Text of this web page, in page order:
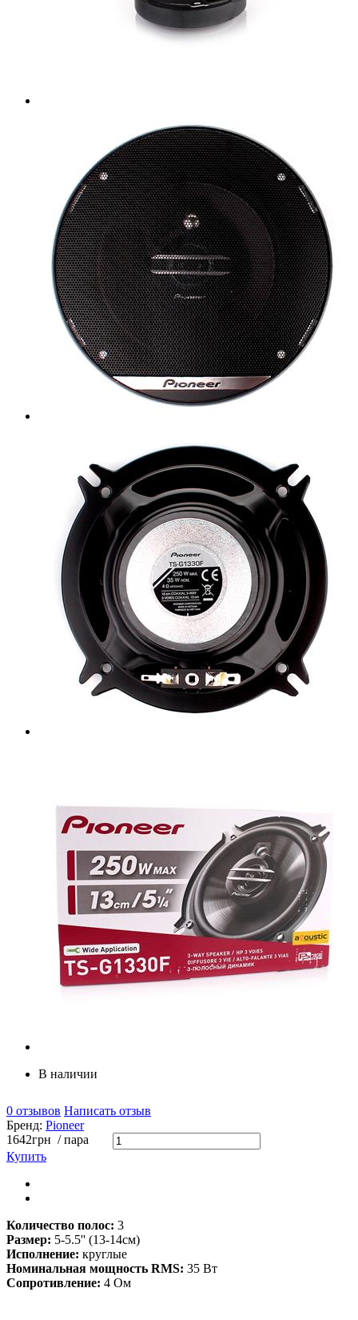
В наличии
0 отзывов Написать отзыв
Бренд: Pioneer
1642грн / пара
Купить
Количество полос: 3
Размер: 5-5.5'' (13-14см)
Исполнение: круглые
Номинальная мощность RMS: 35 Вт
Сопротивление: 4 Ом